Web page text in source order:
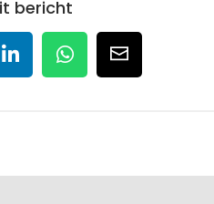
bericht